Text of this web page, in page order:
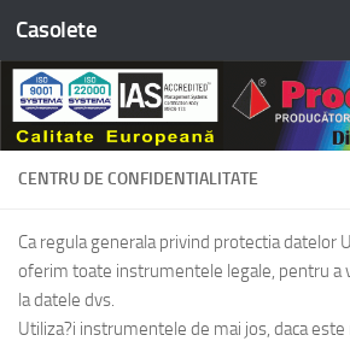
Skip to content
Casolete
CENTRU DE CONFIDENTIALITATE
Ca regula generala privind protectia datelor
oferim toate instrumentele legale, pentru a
la datele dvs.
Utiliza?i instrumentele de mai jos, daca este